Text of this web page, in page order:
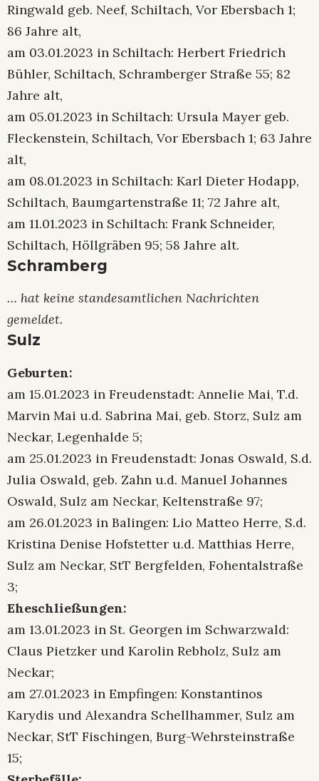
Ringwald geb. Neef, Schiltach, Vor Ebersbach 1;
86 Jahre alt,
am 03.01.2023 in Schiltach: Herbert Friedrich
Bühler, Schiltach, Schramberger Straße 55; 82
Jahre alt,
am 05.01.2023 in Schiltach: Ursula Mayer geb.
Fleckenstein, Schiltach, Vor Ebersbach 1; 63 Jahre
alt,
am 08.01.2023 in Schiltach: Karl Dieter Hodapp,
Schiltach, Baumgartenstraße 11; 72 Jahre alt,
am 11.01.2023 in Schiltach: Frank Schneider,
Schiltach, Höllgräben 95; 58 Jahre alt.
Schramberg
… hat keine standesamtlichen Nachrichten
gemeldet.
Sulz
Geburten:
am 15.01.2023 in Freudenstadt: Annelie Mai, T.d.
Marvin Mai u.d. Sabrina Mai, geb. Storz, Sulz am
Neckar, Legenhalde 5;
am 25.01.2023 in Freudenstadt: Jonas Oswald, S.d.
Julia Oswald, geb. Zahn u.d. Manuel Johannes
Oswald, Sulz am Neckar, Keltenstraße 97;
am 26.01.2023 in Balingen: Lio Matteo Herre, S.d.
Kristina Denise Hofstetter u.d. Matthias Herre,
Sulz am Neckar, StT Bergfelden, Fohentalstraße
3;
Eheschließungen:
am 13.01.2023 in St. Georgen im Schwarzwald:
Claus Pietzker und Karolin Rebholz, Sulz am
Neckar;
am 27.01.2023 in Empfingen: Konstantinos
Karydis und Alexandra Schellhammer, Sulz am
Neckar, StT Fischingen, Burg-Wehrsteinstraße
15;